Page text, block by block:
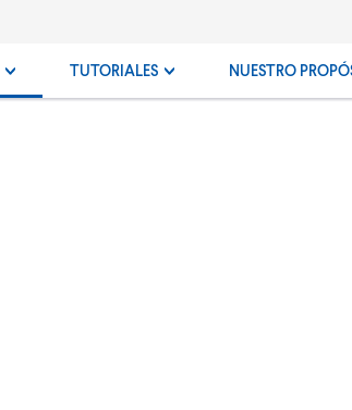
TUTORIALES NUESTRO